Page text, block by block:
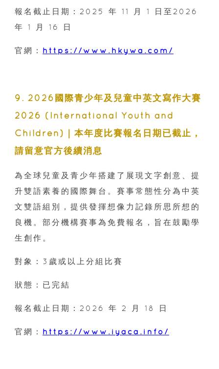
報名截止日期：2025 年 11 月 1 日至2026
年 1 月 16 日
官網： https://www.hkywa.com/
9. 2026國際青少年及兒童中英文寫作大賽
2026 (International Youth and
Children)｜本年度比賽報名日期已截止，
請留意官方後續消息
為全球兒童及青少年搭建了展現文字創意、提
升雙語素養的國際舞台。賽事常態性分為中英
文雙語組別，提供發揮想像力記錄所思所想的
良機。部分機構賽事為免費報名，旨在鼓勵學
生創作。
對象：3歲或以上分組比賽
狀態：已完結
報名截止日期：2026 年 2 月 18 日
官網： https://www.iyaca.info/